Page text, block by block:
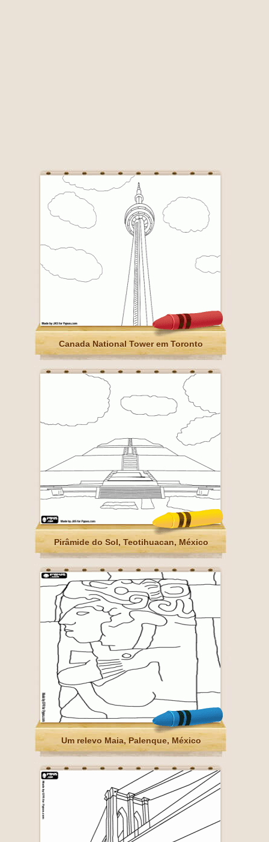
Canada National Tower em Toronto
Pirâmide do Sol, Teotihuacan, México
Um relevo Maia, Palenque, México